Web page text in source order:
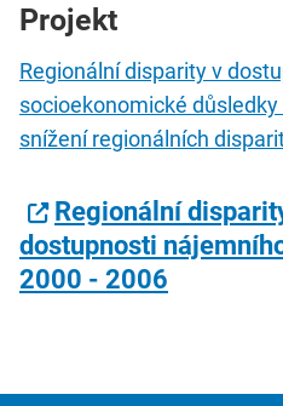
Projekt
Regionální disparity v
socioekonomické
snížení regionálních
Regionální
dostupnosti
2000 - 2006